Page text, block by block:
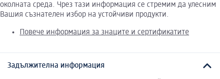
околната среда. Чрез тази информация се стремим да улесним
Вашия съзнателен избор на устойчиви продукти.
Повече информация за знаците и сертификатите
Задължителна информация